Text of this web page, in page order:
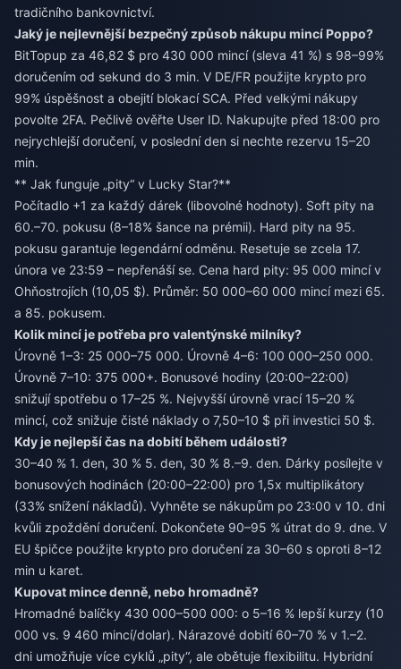
tradičního bankovnictví.
Jaký je nejlevnější bezpečný způsob nákupu mincí Poppo?
BitTopup za 46,82 $ pro 430 000 mincí (sleva 41 %) s 98–99%
doručením od sekund do 3 min. V DE/FR použijte krypto pro
99% úspěšnost a obejití blokací SCA. Před velkými nákupy
povolte 2FA. Pečlivě ověřte User ID. Nakupujte před 18:00 pro
nejrychlejší doručení, v poslední den si nechte rezervu 15–20
min.
** Jak funguje „pity“ v Lucky Star?**
Počítadlo +1 za každý dárek (libovolné hodnoty). Soft pity na
60.–70. pokusu (8–18% šance na prémii). Hard pity na 95.
pokusu garantuje legendární odměnu. Resetuje se zcela 17.
února ve 23:59 – nepřenáší se. Cena hard pity: 95 000 mincí v
Ohňostrojích (10,05 $). Průměr: 50 000–60 000 mincí mezi 65.
a 85. pokusem.
Kolik mincí je potřeba pro valentýnské milníky?
Úrovně 1–3: 25 000–75 000. Úrovně 4–6: 100 000–250 000.
Úrovně 7–10: 375 000+. Bonusové hodiny (20:00–22:00)
snižují spotřebu o 17–25 %. Nejvyšší úrovně vrací 15–20 %
mincí, což snižuje čisté náklady o 7,50–10 $ při investici 50 $.
Kdy je nejlepší čas na dobití během události?
30–40 % 1. den, 30 % 5. den, 30 % 8.–9. den. Dárky posílejte v
bonusových hodinách (20:00–22:00) pro 1,5x multiplikátory
(33% snížení nákladů). Vyhněte se nákupům po 23:00 v 10. dni
kvůli zpoždění doručení. Dokončete 90–95 % útrat do 9. dne. V
EU špičce použijte krypto pro doručení za 30–60 s oproti 8–12
min u karet.
Kupovat mince denně, nebo hromadně?
Hromadné balíčky 430 000–500 000: o 5–16 % lepší kurzy (10
000 vs. 9 460 mincí/dolar). Nárazové dobití 60–70 % v 1.–2.
dni umožňuje více cyklů „pity“, ale obětuje flexibilitu. Hybridní